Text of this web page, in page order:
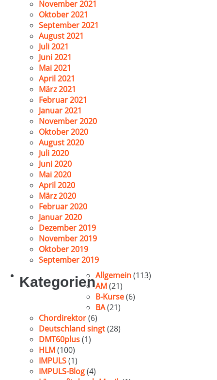
November 2021
Oktober 2021
September 2021
August 2021
Juli 2021
Juni 2021
Mai 2021
April 2021
März 2021
Februar 2021
Januar 2021
November 2020
Oktober 2020
August 2020
Juli 2020
Juni 2020
Mai 2020
April 2020
März 2020
Februar 2020
Januar 2020
Dezember 2019
November 2019
Oktober 2019
September 2019
KategorienAllgemein(113)
AM(21)
B-Kurse(6)
BA(21)
Chordirektor(6)
Deutschland singt(28)
DMT60plus(1)
HLM(100)
IMPULS(1)
IMPULS-Blog(4)